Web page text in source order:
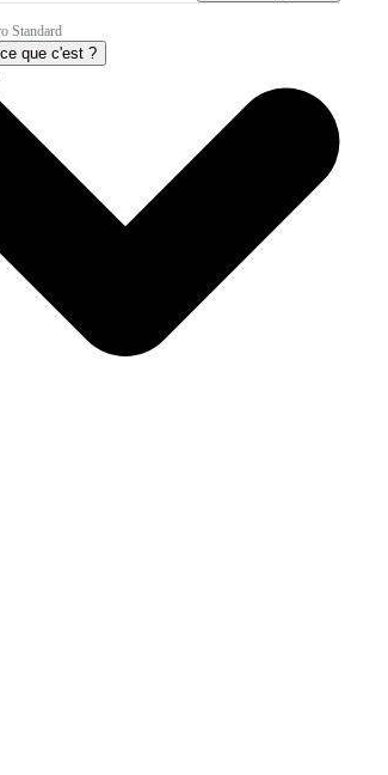
Standard
que c'est ?